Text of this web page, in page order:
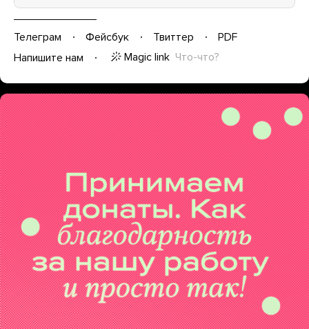
Телеграм Фейсбук Твиттер
PDF
Напишите нам
Magic link Что-что?